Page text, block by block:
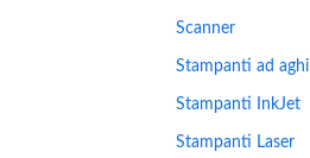
Scanner
Stampanti ad aghi
Stampanti InkJet
Stampanti Laser